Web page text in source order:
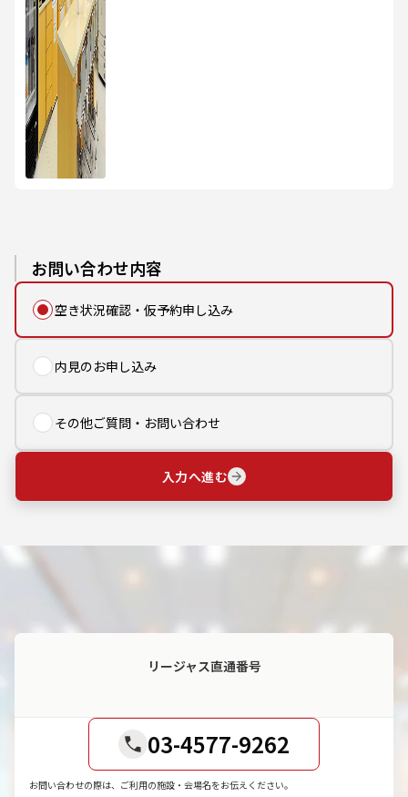
お問い合わせ内容
空き状況確認・仮予約申し込み
内見のお申し込み
その他ご質問・お問い合わせ
入力へ進む
リージャス直通番号
03-4577-9262
お問い合わせの際は、ご利用の施設・会場名をお伝えください。